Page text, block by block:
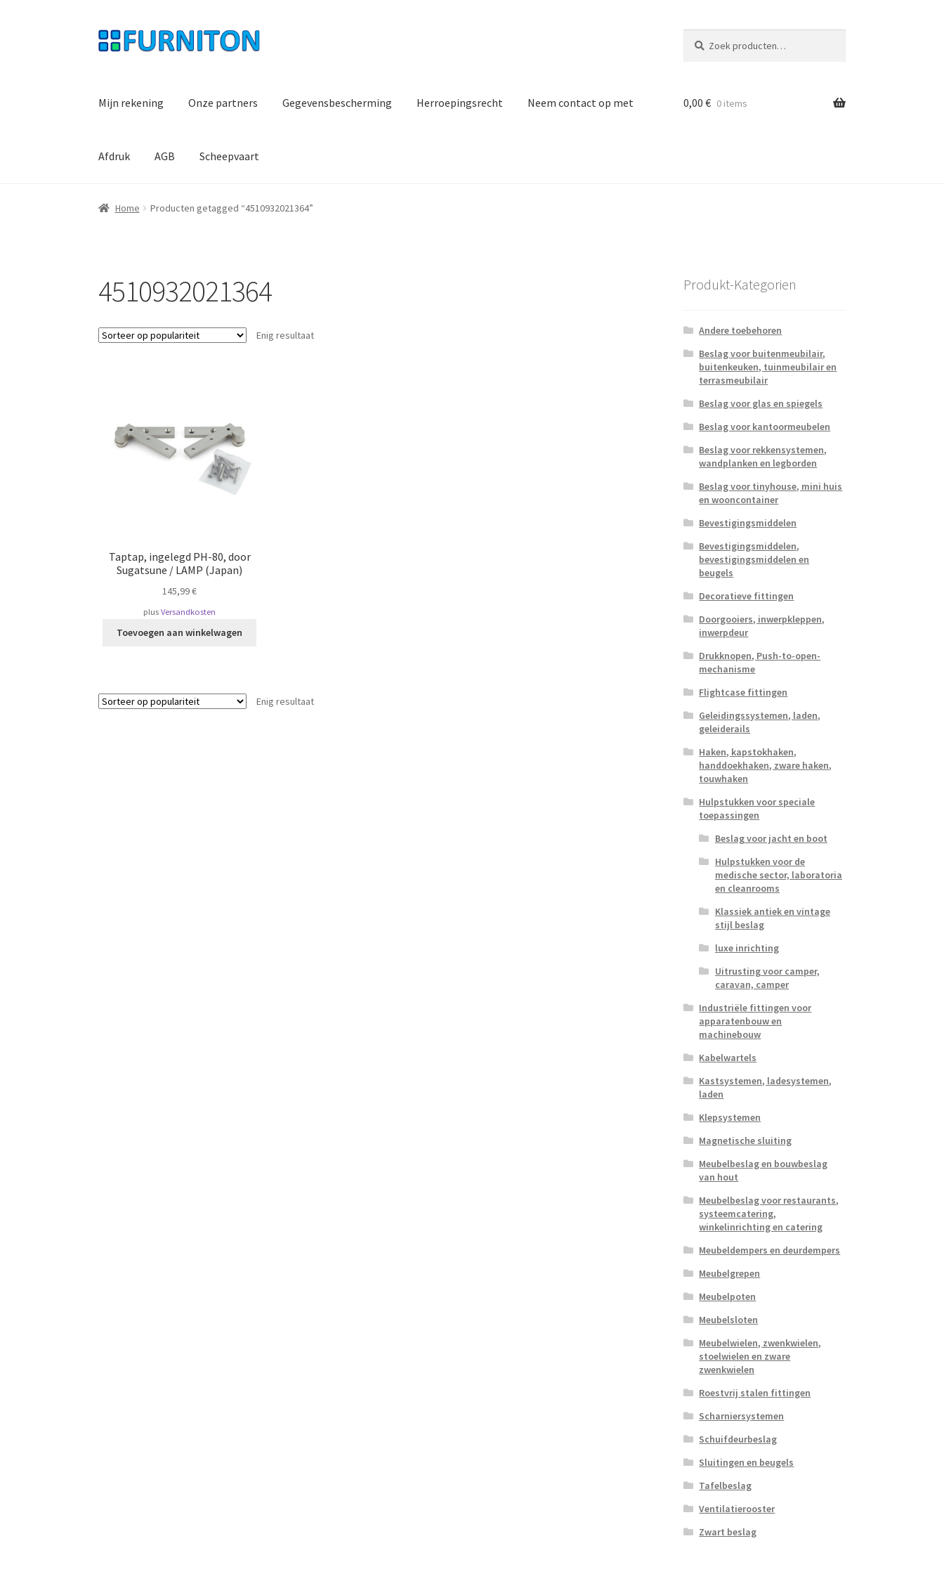
Ga
door
Ga
naar
naar:
Mijn rekening Onze partners Gegevensbescherming Herroepingsrecht Neem contact op met
Afdruk AGB Scheepvaart
0,00 € 0 items
Home Producten getagged “4510932021364”
4510932021364
Enig resultaat
Taptap, ingelegd PH-80, door
Sugatsune / LAMP (Japan)
145,99€
plusVersandkosten
Toevoegen aan winkelwagen
Enig resultaat
Produkt-Kategorien
Andere toebehoren
Beslag voor buitenmeubilair,
buitenkeuken, tuinmeubilair en
terrasmeubilair
Beslag voor glas en spiegels
Beslag voor kantoormeubelen
Beslag voor rekkensystemen,
wandplanken en legborden
Beslag voor tinyhouse, mini huis
en wooncontainer
Bevestigingsmiddelen
Bevestigingsmiddelen,
bevestigingsmiddelen en
beugels
Decoratieve fittingen
Doorgooiers, inwerpkleppen,
inwerpdeur
Drukknopen, Push-to-open-
mechanisme
Flightcase fittingen
Geleidingssystemen, laden,
geleiderails
Haken, kapstokhaken,
handdoekhaken, zware haken,
touwhaken
Hulpstukken voor speciale
toepassingen
Beslag voor jacht en boot
Hulpstukken voor de
medische sector, laboratoria
en cleanrooms
Klassiek antiek en vintage
stijl beslag
luxe inrichting
Uitrusting voor camper,
caravan, camper
Industriële fittingen voor
apparatenbouw en
machinebouw
Kabelwartels
Kastsystemen, ladesystemen,
laden
Klepsystemen
Magnetische sluiting
Meubelbeslag en bouwbeslag
van hout
Meubelbeslag voor restaurants,
systeemcatering,
winkelinrichting en catering
Meubeldempers en deurdempers
Meubelgrepen
Meubelpoten
Meubelsloten
Meubelwielen, zwenkwielen,
stoelwielen en zware
zwenkwielen
Roestvrij stalen fittingen
Scharniersystemen
Schuifdeurbeslag
Sluitingen en beugels
Tafelbeslag
Ventilatierooster
Zwart beslag